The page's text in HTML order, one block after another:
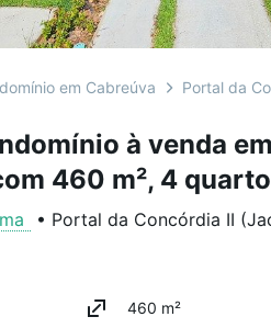
em Cabreúva Portal da
à venda
460 m², 4
• Portal da Concórdia II
460 m²